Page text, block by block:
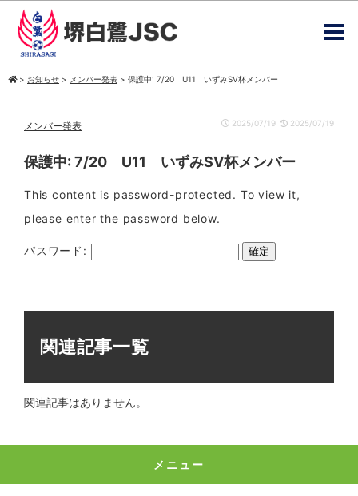
> お知らせ > メンバー発表 > 保護中: 7/20 U11 いずみSV杯メンバー
メンバー発表 2025/07/19 2025/07/19
保護中: 7/20 U11 いずみSV杯メンバー
This content is password-protected. To view it,
please enter the password below.
パスワード:
関連記事一覧
関連記事はありません。
メニュー